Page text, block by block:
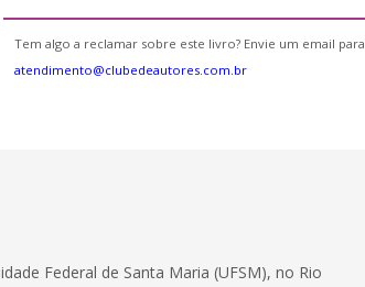
Tem algo a reclamar sobre este livro? Envie um email para
atendimento@clubedeautores.com.br
Federal de Santa Maria (UFSM), no Rio